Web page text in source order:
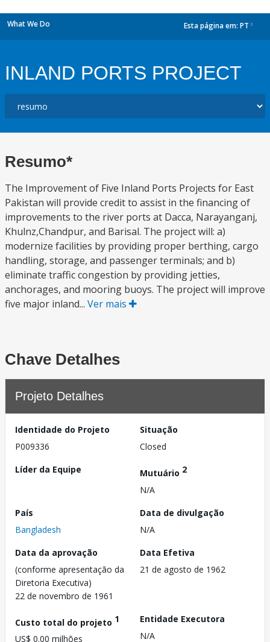
What We Do Esta página em: PT
INLAND PORTS PROJECT
Resumo*
The Improvement of Five Inland Ports Projects for East
Pakistan will provide credit to assist in the financing of
improvements to the river ports at Dacca, Narayanganj,
Khulnz,Chandpur, and Barisal. The project will: a)
modernize facilities by providing proper berthing, cargo
handling, storage, and passenger terminals; and b)
eliminate traffic congestion by providing jetties,
anchorages, and mooring buoys. The project will improve
five major inland... Ver mais
Chave Detalhes
Projeto Detalhes
Identidade do Projeto
P009336
Situação
Closed
Líder da Equipe
Mutuário 2
N/A
País
Bangladesh
Data de divulgação
N/A
Data da aprovação
(conforme apresentação da
Diretoria Executiva)
22 de novembro de 1961
Data Efetiva
21 de agosto de 1962
Custo total do projeto 1
US$ 0.00 milhões
Entidade Executora
N/A